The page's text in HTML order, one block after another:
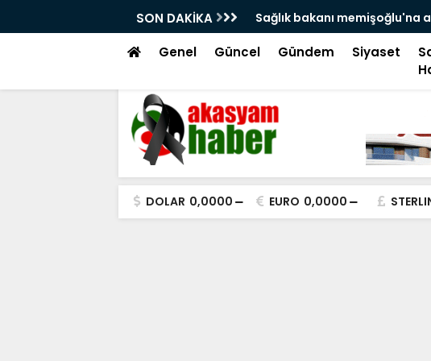
SON DAKİKA
Hacı bayram veli camii’nde
tekme!
Genel Güncel Gündem Siyaset
DOLAR 0,0000 EURO 0,0000